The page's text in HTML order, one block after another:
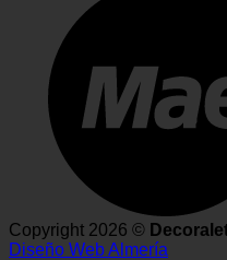
Copyright 2026 ©
Diseño Web Almería